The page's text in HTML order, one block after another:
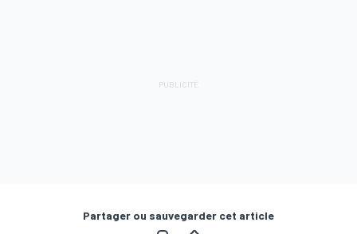
Partager ou sauvegarder cet article